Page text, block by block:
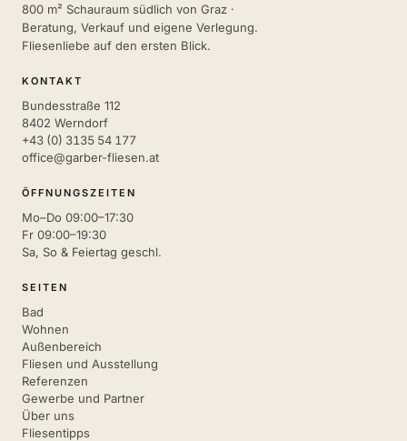
800 m² Schauraum südlich von Graz ·
Beratung, Verkauf und eigene Verlegung.
Fliesenliebe auf den ersten Blick.
KONTAKT
Bundesstraße 112
8402 Werndorf
+43 (0) 3135 54 177
office@garber-fliesen.at
ÖFFNUNGSZEITEN
Mo–Do 09:00–17:30
Fr 09:00–19:30
Sa, So & Feiertag geschl.
SEITEN
Bad
Wohnen
Außenbereich
Fliesen und Ausstellung
Referenzen
Gewerbe und Partner
Über uns
Fliesentipps